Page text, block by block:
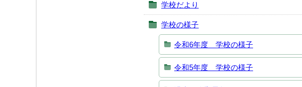
学校だより
学校の様子
令和6年度 学校の様子
令和5年度 学校の様子